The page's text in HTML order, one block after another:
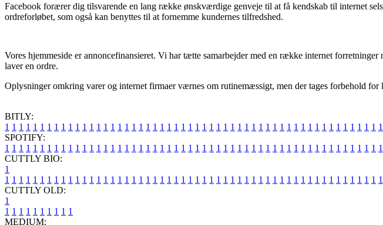
Facebook forærer dig tilsvarende en lang række ønskværdige genveje til at få kendskab til internet
ordreforløbet, som også kan benyttes til at fornemme kundernes tilfredshed.
Vores hjemmeside er annoncefinansieret. Vi har tætte samarbejder med en række internet
laver en ordre.
Oplysninger omkring varer og internet firmaer værnes om rutinemæssigt, men der tages forbehold
BITLY:
1 1 1 1 1 1 1 1 1 1 1 1 1 1 1 1 1 1 1 1 1 1 1 1 1 1 1 1 1 1 1 1 1 1 1 1 1 1 1 1 1 1 1 1 1 1 1 1 1 1 1 1 1 1
SPOTIFY:
1 1 1 1 1 1 1 1 1 1 1 1 1 1 1 1 1 1 1 1 1 1 1 1 1 1 1 1 1 1 1 1 1 1 1 1 1 1 1 1 1 1 1 1 1 1 1 1 1 1 1 1 1 1
CUTTLY BIO:
1
1 1 1 1 1 1 1 1 1 1 1 1 1 1 1 1 1 1 1 1 1 1 1 1 1 1 1 1 1 1 1 1 1 1 1 1 1 1 1 1 1 1 1 1 1 1 1 1 1 1 1 1 1 1
CUTTLY OLD:
1
1 1 1 1 1 1 1 1 1 1
MEDIUM: